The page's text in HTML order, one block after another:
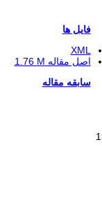
فایل ها
XML
اصل مقاله 1.76 M
سابقه مقاله